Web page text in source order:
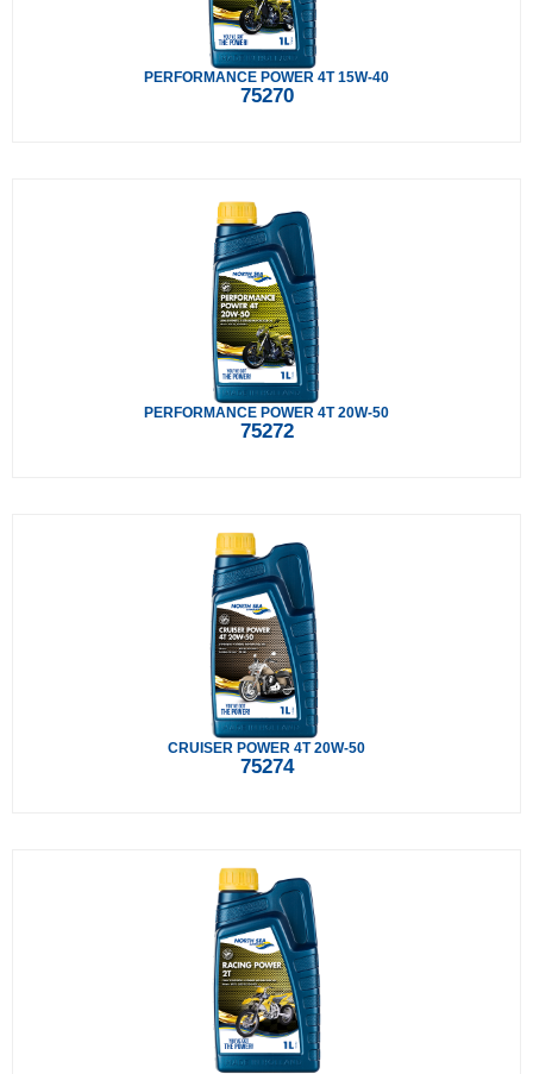
PERFORMANCE POWER 4T 15W-40
75270
PERFORMANCE POWER 4T 20W-50
75272
CRUISER POWER 4T 20W-50
75274